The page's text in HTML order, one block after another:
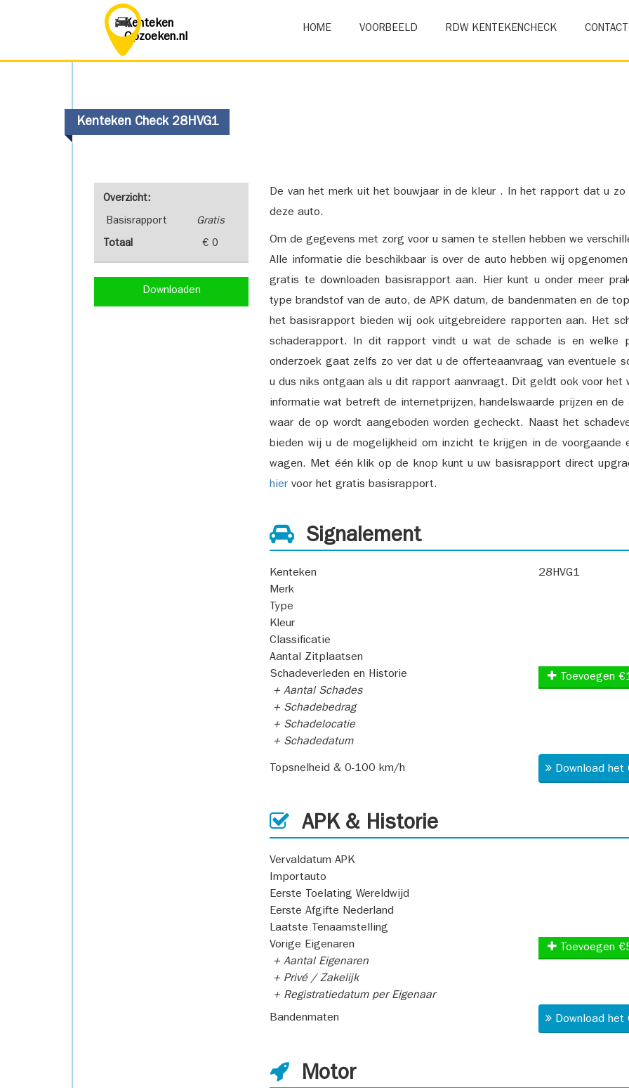
Kenteken
Opzoeken.nl
HOME VOORBEELD RDW KENTEKENCHECK CONTACT
Kenteken Check 28HVG1
Overzicht:
Basisrapport Gratis
Totaal € 0
Downloaden
De van het merk uit het bouwjaar in de kleur . In het rapport dat u
deze auto.
Om de gegevens met zorg voor u samen te stellen hebben we
Alle informatie die beschikbaar is over de auto hebben wij
gratis te downloaden basisrapport aan. Hier kunt u onder meer
type brandstof van de auto, de APK datum, de bandenmaten en de
het basisrapport bieden wij ook uitgebreidere rapporten aan. Het
schaderapport. In dit rapport vindt u wat de schade is en welke
onderzoek gaat zelfs zo ver dat u de offerteaanvraag van eventuele
u dus niks ontgaan als u dit rapport aanvraagt. Dit geldt ook voor
informatie wat betreft de internetprijzen, handelswaarde prijzen en
waar de op wordt aangeboden worden gecheckt. Naast het
bieden wij u de mogelijkheid om inzicht te krijgen in de voorgaande
wagen. Met één klik op de knop kunt u uw basisrapport direct
hier voor het gratis basisrapport.
Signalement
Kenteken
28HVG1
Merk
Type
Kleur
Classificatie
Aantal Zitplaatsen
Schadeverleden en Historie
+ Aantal Schades
+ Schadebedrag
+ Schadelocatie
+ Schadedatum
Toevoegen
Topsnelheid & 0-100 km/h Download
APK & Historie
Vervaldatum APK
Importauto
Eerste Toelating Wereldwijd
Eerste Afgifte Nederland
Laatste Tenaamstelling
Vorige Eigenaren
+ Aantal Eigenaren
+ Privé / Zakelijk
+ Registratiedatum per Eigenaar
Toevoegen
Bandenmaten Download
Motor